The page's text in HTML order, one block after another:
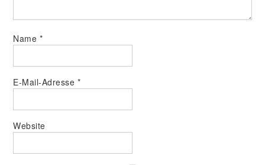
Name *
E-Mail-Adresse *
Website